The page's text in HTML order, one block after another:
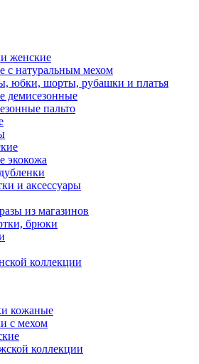
женские
с натуральным мехом
юбки, шорты, рубашки и платья
демисезонные
пальто
экокожа
и аксессуары
из магазинов
брюки
коллекции
кожаные
с мехом
коллекции